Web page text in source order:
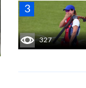
327